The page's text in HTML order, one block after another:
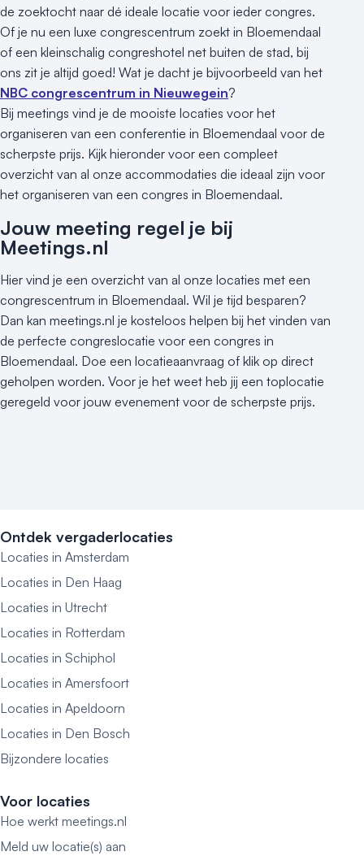
de zoektocht naar dé ideale locatie voor ieder congres.
Of je nu een luxe congrescentrum zoekt in Bloemendaal
of een kleinschalig congreshotel net buiten de stad, bij
ons zit je altijd goed! Wat je dacht je bijvoorbeeld van het
NBC congrescentrum in Nieuwegein?
Bij meetings vind je de mooiste locaties voor het
organiseren van een conferentie in Bloemendaal voor de
scherpste prijs. Kijk hieronder voor een compleet
overzicht van al onze accommodaties die ideaal zijn voor
het organiseren van een congres in Bloemendaal.
Jouw meeting regel je bij
Meetings.nl
Hier vind je een overzicht van al onze locaties met een
congrescentrum in Bloemendaal. Wil je tijd besparen?
Dan kan meetings.nl je kosteloos helpen bij het vinden van
de perfecte congreslocatie voor een congres in
Bloemendaal. Doe een locatieaanvraag of klik op direct
geholpen worden. Voor je het weet heb jij een toplocatie
geregeld voor jouw evenement voor de scherpste prijs.
Ontdek vergaderlocaties
Locaties in Amsterdam
Locaties in Den Haag
Locaties in Utrecht
Locaties in Rotterdam
Locaties in Schiphol
Locaties in Amersfoort
Locaties in Apeldoorn
Locaties in Den Bosch
Bijzondere locaties
Voor locaties
Hoe werkt meetings.nl
Meld uw locatie(s) aan